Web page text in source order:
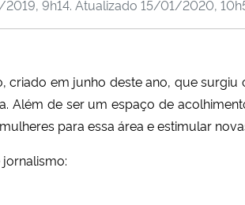
9h14. Atualizado 15/01/2020,
em junho deste ano, que
Além de ser um espaço de
para essa área e estimular